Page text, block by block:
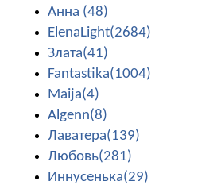
Анна (48)
ElenaLight(2684)
Злата(41)
Fantastika(1004)
Maija(4)
Algenn(8)
Лаватера(139)
Любовь(281)
Иннусенька(29)